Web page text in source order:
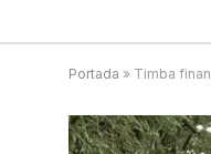
Portada » Timba